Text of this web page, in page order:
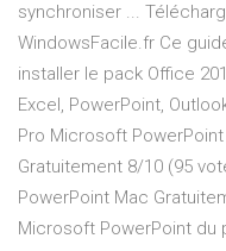
synchroniser ...
WindowsFacile.fr Ce
installer le pack Office
Excel, PowerPoint,
Pro Microsoft
Gratuitement 8/10 (95
PowerPoint Mac
Microsoft PowerPoint du